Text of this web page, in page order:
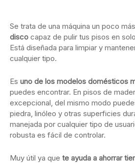
Se trata de una máquina un poco
disco capaz de pulir tus pisos en
Está diseñada para limpiar y
cualquier tipo.
Es uno de los modelos domésticos
puedes encontrar. En pisos de
excepcional, del mismo modo
piedra, linóleo y otras superficies
manejada por cualquier tipo de
robusta es fácil de controlar.
Muy útil ya que te ayuda a ahorrar